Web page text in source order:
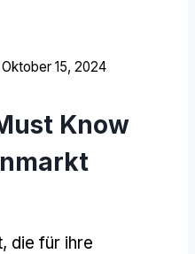
Oktober 15, 2024
Know
die für ihre